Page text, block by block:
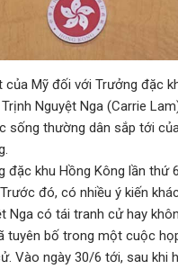
của Mỹ đối với Trưởng đặc
Nguyệt Nga (Carrie
sống thường dân sắp tới
đặc khu Hồng Kông lần thứ
đó, có nhiều ý kiến
Nga có tái tranh cử hay
tuyên bố trong một cuộc
Vào ngày 30/6 tới, sau khi